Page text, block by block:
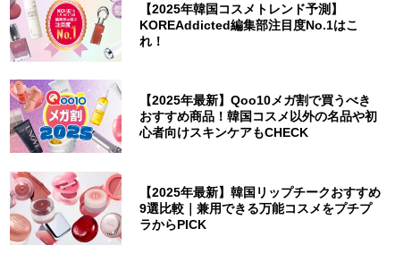
【2025年韓国コスメトレンド予測】
KOREAddicted編集部注目度No.1はこ
れ！
【2025年最新】Qoo10メガ割で買うべき
おすすめ商品！韓国コスメ以外の名品や初
心者向けスキンケアもCHECK
【2025年最新】韓国リップチークおすすめ
9選比較｜兼用できる万能コスメをプチプ
ラからPICK